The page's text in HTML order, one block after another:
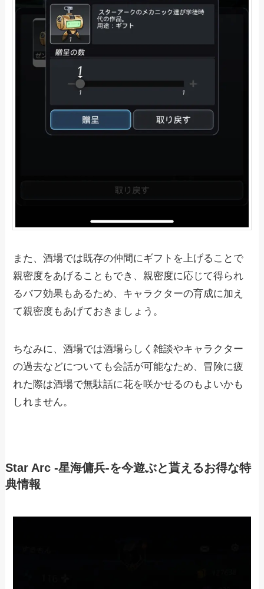
また、酒場では既存の仲間にギフトを上げることで
親密度をあげることもでき、親密度に応じて得られ
るバフ効果もあるため、キャラクターの育成に加え
て親密度もあげておきましょう。
ちなみに、酒場では酒場らしく雑談やキャラクター
の過去などについても会話が可能なため、冒険に疲
れた際は酒場で無駄話に花を咲かせるのもよいかも
しれません。
Star Arc -星海傭兵-を今遊ぶと貰えるお得な特
典情報